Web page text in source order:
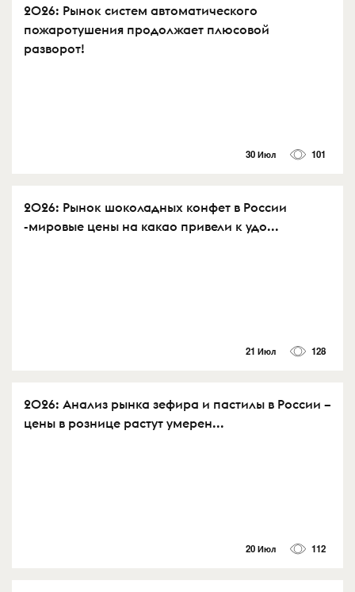
2026: Рынок систем автоматического
пожаротушения продолжает плюсовой
разворот!
30 Июл 101
2026: Рынок шоколадных конфет в России
-мировые цены на какао привели к удо...
21 Июл 128
2026: Анализ рынка зефира и пастилы в России –
цены в рознице растут умерен...
20 Июл 112